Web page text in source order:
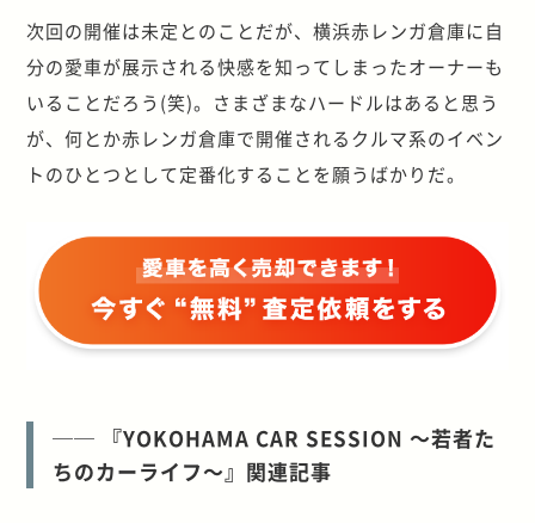
次回の開催は未定とのことだが、横浜赤レンガ倉庫に自
分の愛車が展示される快感を知ってしまったオーナーも
いることだろう(笑)。さまざまなハードルはあると思う
が、何とか赤レンガ倉庫で開催されるクルマ系のイベン
トのひとつとして定番化することを願うばかりだ。
── 『YOKOHAMA CAR SESSION ～若者た
ちのカーライフ～』関連記事